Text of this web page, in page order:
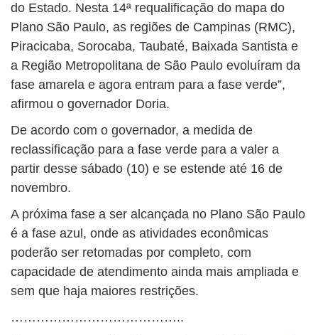
do Estado. Nesta 14ª requalificação do mapa do
Plano São Paulo, as regiões de Campinas (RMC),
Piracicaba, Sorocaba, Taubaté, Baixada Santista e
a Região Metropolitana de São Paulo evoluíram da
fase amarela e agora entram para a fase verde”,
afirmou o governador Doria.
De acordo com o governador, a medida de
reclassificação para a fase verde para a valer a
partir desse sábado (10) e se estende até 16 de
novembro.
A próxima fase a ser alcançada no Plano São Paulo
é a fase azul, onde as atividades econômicas
poderão ser retomadas por completo, com
capacidade de atendimento ainda mais ampliada e
sem que haja maiores restrições.
…………………………………..